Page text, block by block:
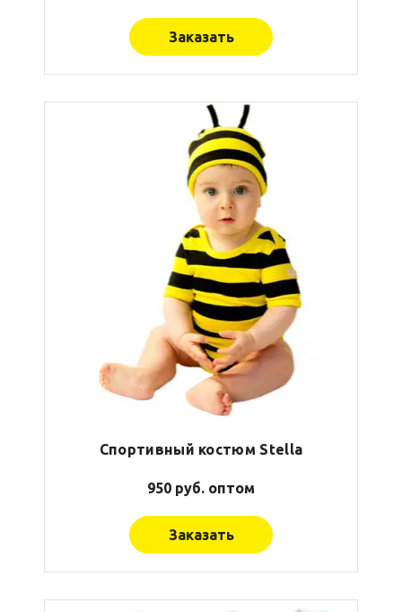
Заказать
Спортивный костюм Stella
950 руб. оптом
Заказать